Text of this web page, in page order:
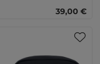
39,00 €